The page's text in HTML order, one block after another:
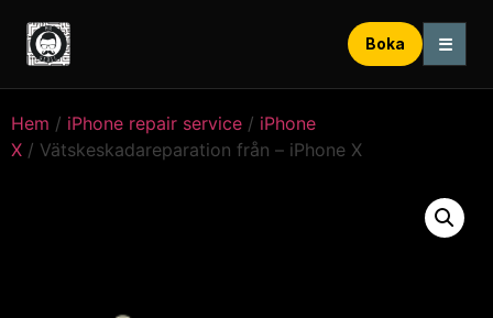
Boka ☰
Hem / iPhone repair service / iPhone
X / Vätskeskadareparation från – iPhone X